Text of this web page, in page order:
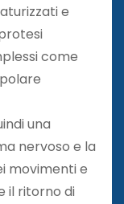
e
come
una
nervoso e la
movimenti e
il ritorno di